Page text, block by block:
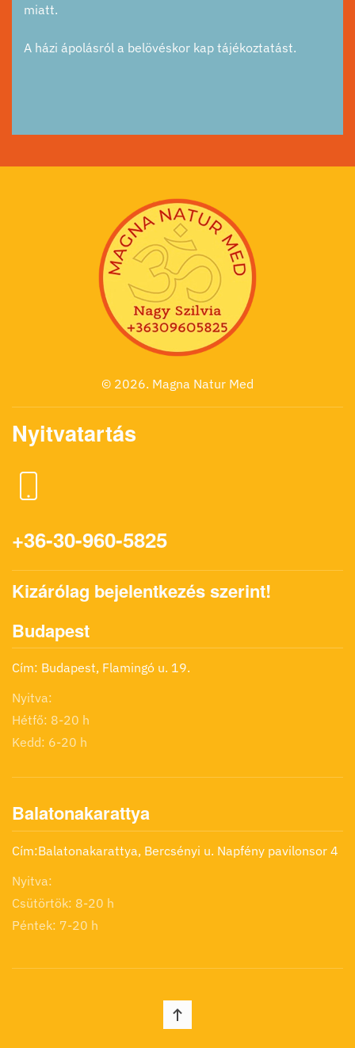
miatt.
A házi ápolásról a belövéskor kap tájékoztatást.
© 2026. Magna Natur Med
Nyitvatartás
+36-30-960-5825
Kizárólag bejelentkezés szerint!
Budapest
Cím: Budapest, Flamingó u. 19.
Nyitva:
Hétfő: 8-20 h
Kedd: 6-20 h
Balatonakarattya
Cím:Balatonakarattya, Bercsényi u. Napfény pavilonsor 4
Nyitva:
Csütörtök: 8-20 h
Péntek: 7-20 h